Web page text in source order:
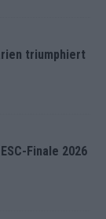
triumphiert
Finale 2026